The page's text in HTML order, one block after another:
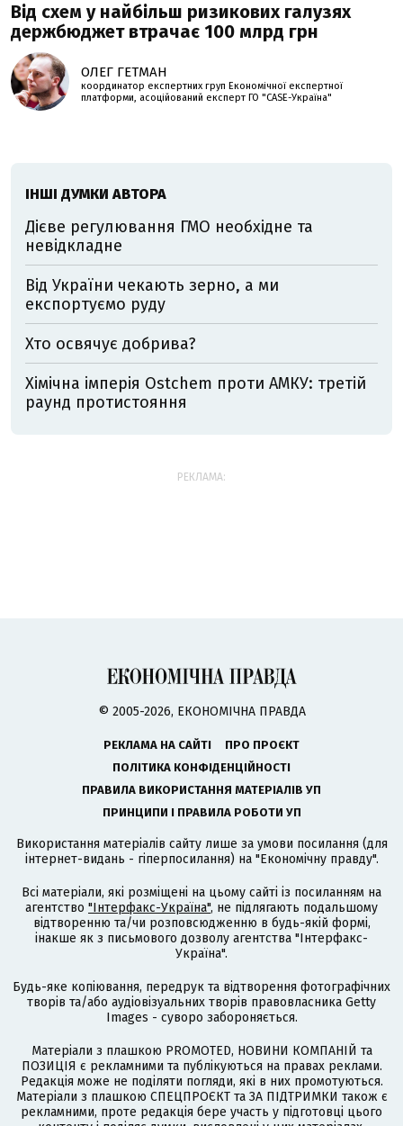
Від схем у найбільш ризикових галузях
держбюджет втрачає 100 млрд грн
ОЛЕГ ГЕТМАН
координатор експертних груп Економічної експертної
платформи, асоційований експерт ГО "CASE-Україна"
ІНШІ ДУМКИ АВТОРА
Дієве регулювання ГМО необхідне та
невідкладне
Від України чекають зерно, а ми
експортуємо руду
Хто освячує добрива?
Хімічна імперія Ostchem проти АМКУ: третій
раунд протистояння
РЕКЛАМА:
© 2005-2026, ЕКОНОМІЧНА ПРАВДА
РЕКЛАМА НА САЙТІ
ПРО ПРОЄКТ
ПОЛІТИКА КОНФІДЕНЦІЙНОСТІ
ПРАВИЛА ВИКОРИСТАННЯ МАТЕРІАЛІВ УП
ПРИНЦИПИ І ПРАВИЛА РОБОТИ УП
Використання матеріалів сайту лише за умови посилання (для
інтернет-видань - гіперпосилання) на "Економічну правду".
Всі матеріали, які розміщені на цьому сайті із посиланням на
агентство "Інтерфакс-Україна", не підлягають подальшому
відтворенню та/чи розповсюдженню в будь-якій формі,
інакше як з письмового дозволу агентства "Інтерфакс-
Україна".
Будь-яке копіювання, передрук та відтворення фотографічних
творів та/або аудіовізуальних творів правовласника Getty
Images - суворо забороняється.
Матеріали з плашкою PROMOTED, НОВИНИ КОМПАНІЙ та
ПОЗИЦІЯ є рекламними та публікуються на правах реклами.
Редакція може не поділяти погляди, які в них промотуються.
Матеріали з плашкою СПЕЦПРОЄКТ та ЗА ПІДТРИМКИ також є
рекламними, проте редакція бере участь у підготовці цього